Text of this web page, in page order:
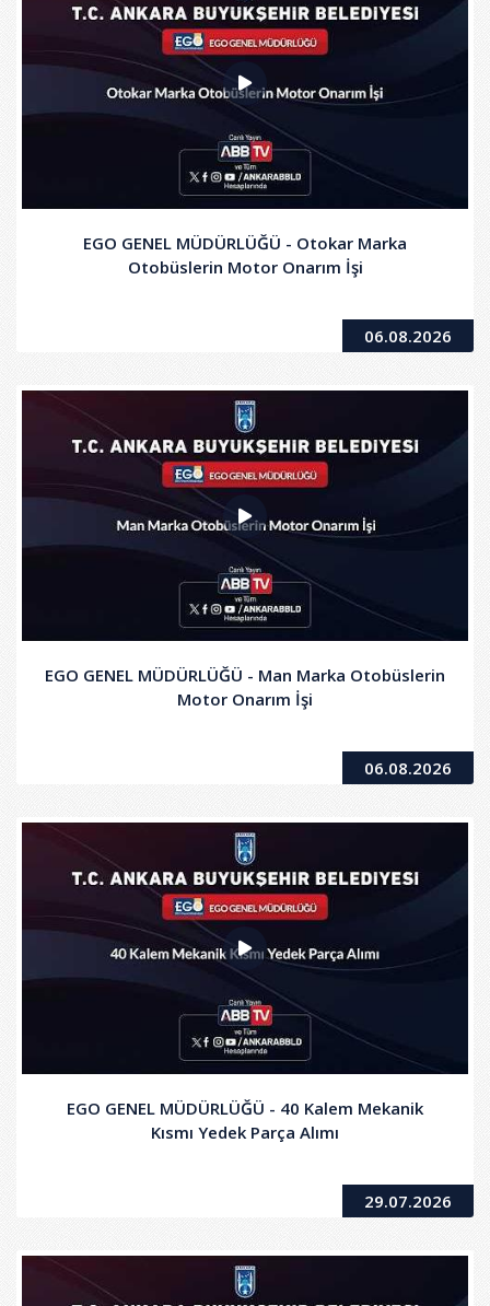
EGO GENEL MÜDÜRLÜĞÜ - Otokar Marka
Otobüslerin Motor Onarım İşi
06.08.2026
EGO GENEL MÜDÜRLÜĞÜ - Man Marka Otobüslerin
Motor Onarım İşi
06.08.2026
EGO GENEL MÜDÜRLÜĞÜ - 40 Kalem Mekanik
Kısmı Yedek Parça Alımı
29.07.2026